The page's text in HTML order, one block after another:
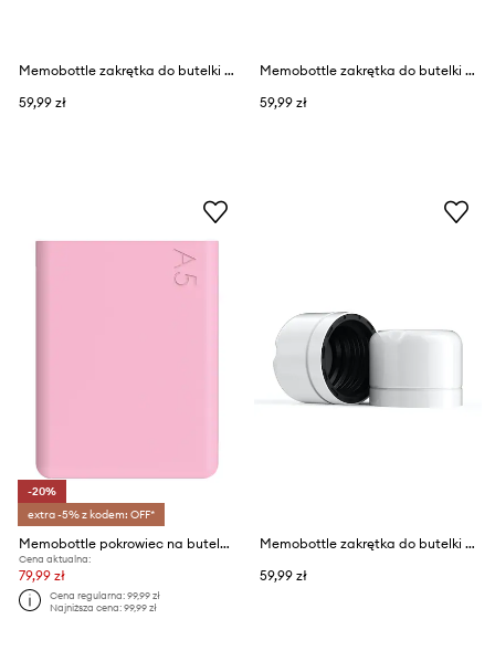
Memobottle zakrętka do butelki Cool Grey Lid
59,99 zł
Memobottle zakrętka do butelki Pale Coral Lid
59,99 zł
-20%
extra -5% z kodem: OFF*
Memobottle pokrowiec na butelkę Original A5 750 ml
Cena aktualna:
79,99 zł
Cena regularna:99,99 zł
Najniższa cena:99,99 zł
Memobottle zakrętka do butelki Gloss White Lid
59,99 zł